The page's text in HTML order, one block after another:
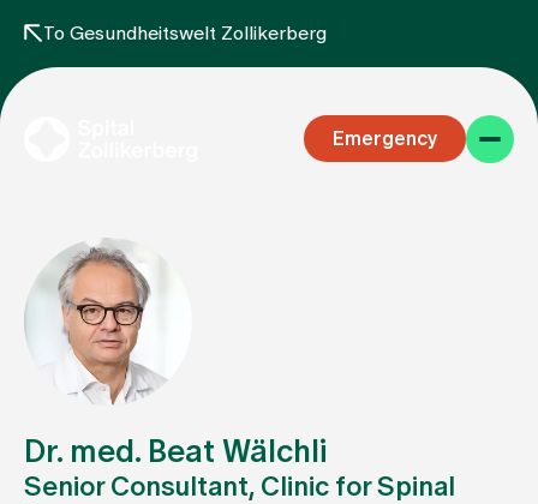
To Gesundheitswelt Zollikerberg
Emergency
Specialist areas
Stay
Dr. med. Beat Wälchli
Senior Consultant, Clinic for Spinal